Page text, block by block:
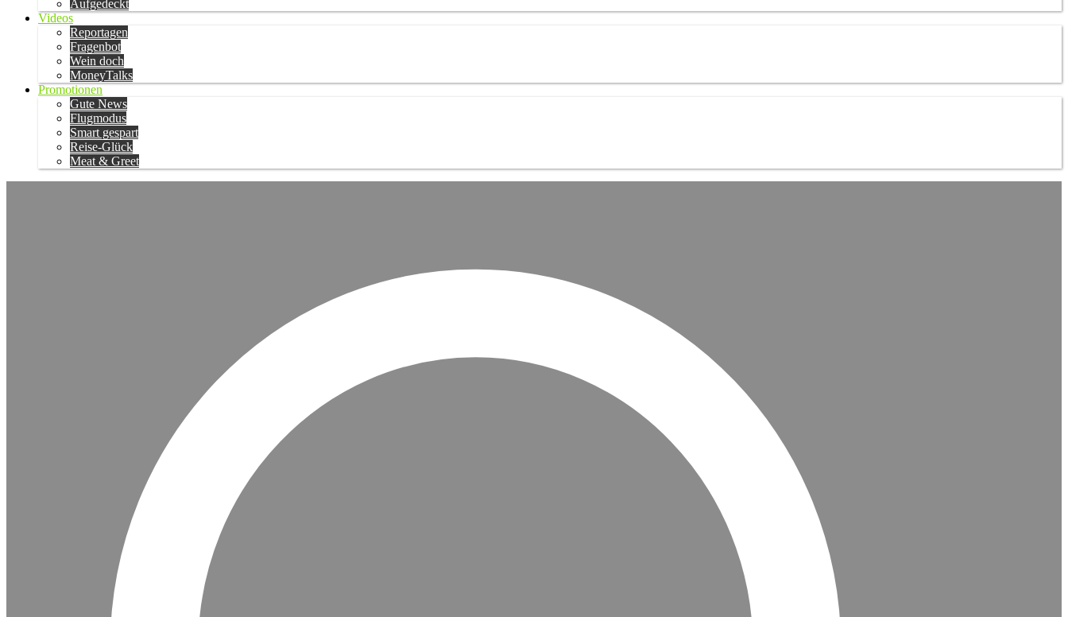
Aufgedeckt
Videos
Reportagen
Fragenbot
Wein doch
MoneyTalks
Promotionen
Gute News
Flugmodus
Smart gespart
Reise-Glück
Meat & Greet